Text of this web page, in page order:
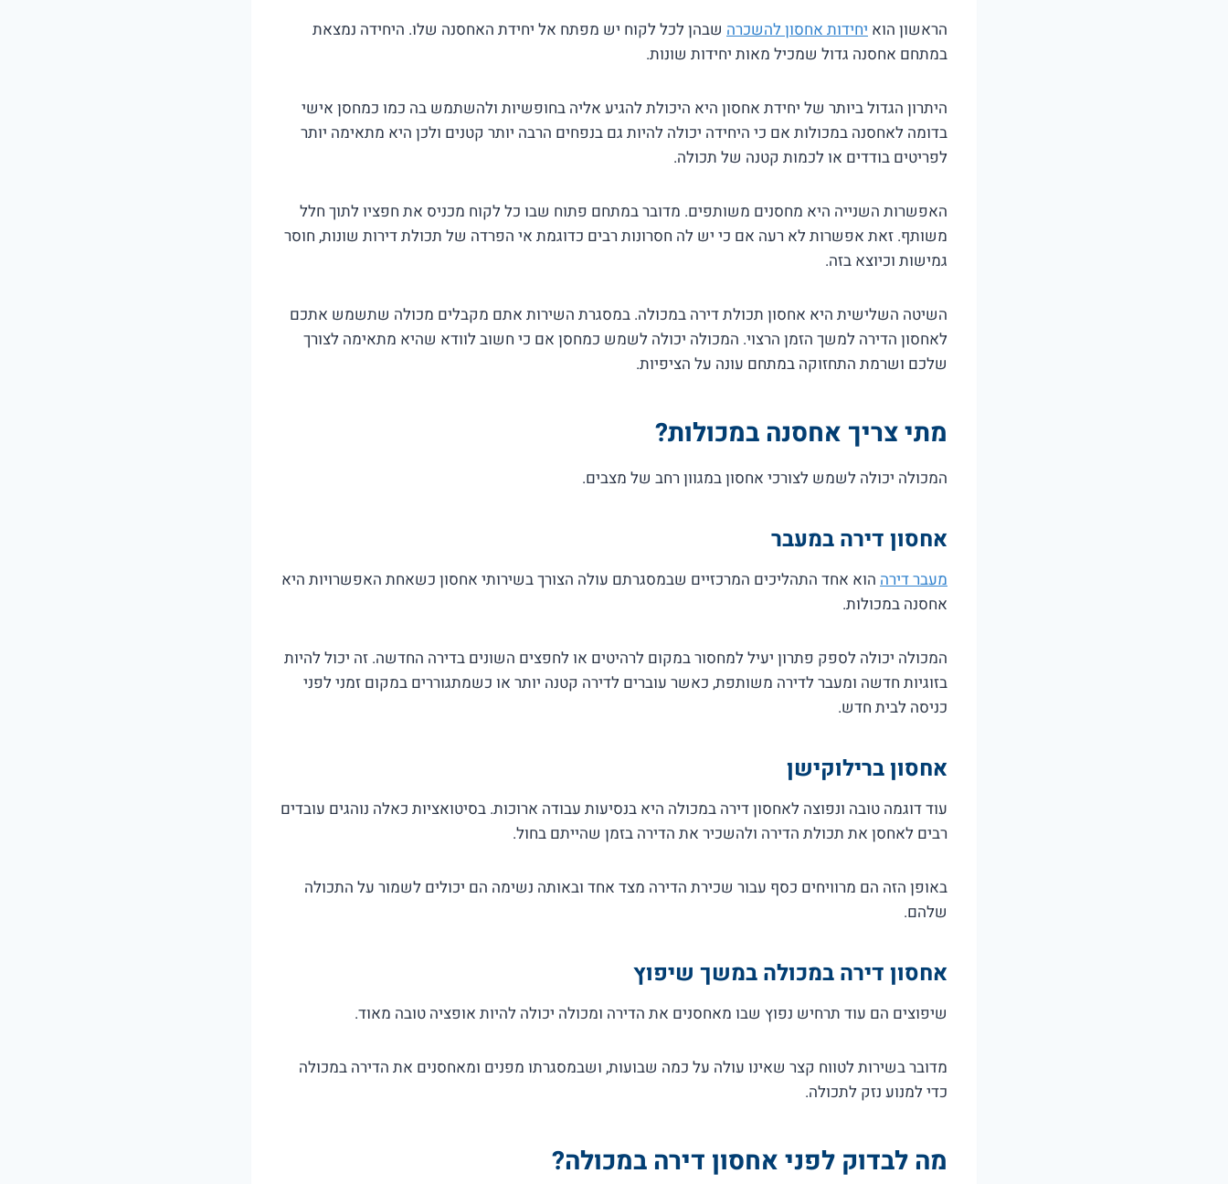
הראשון הוא יחידות אחסון להשכרה שבהן לכל לקוח יש מפתח אל יחידת האחסנה שלו. היחידה נמצאת
במתחם אחסנה גדול שמכיל מאות יחידות שונות.
היתרון הגדול ביותר של יחידת אחסון היא היכולת להגיע אליה בחופשיות ולהשתמש בה כמו כמחסן אישי
בדומה לאחסנה במכולות אם כי היחידה יכולה להיות גם בנפחים הרבה יותר קטנים ולכן היא מתאימה יותר
לפריטים בודדים או לכמות קטנה של תכולה.
האפשרות השנייה היא מחסנים משותפים. מדובר במתחם פתוח שבו כל לקוח מכניס את חפציו לתוך חלל
משותף. זאת אפשרות לא רעה אם כי יש לה חסרונות רבים כדוגמת אי הפרדה של תכולת דירות שונות, חוסר
גמישות וכיוצא בזה.
השיטה השלישית היא אחסון תכולת דירה במכולה. במסגרת השירות אתם מקבלים מכולה שתשמש אתכם
לאחסון הדירה למשך הזמן הרצוי. המכולה יכולה לשמש כמחסן אם כי חשוב לוודא שהיא מתאימה לצורך
שלכם ושרמת התחזוקה במתחם עונה על הציפיות.
מתי צריך אחסנה במכולות?
המכולה יכולה לשמש לצורכי אחסון במגוון רחב של מצבים.
אחסון דירה במעבר
מעבר דירה הוא אחד התהליכים המרכזיים שבמסגרתם עולה הצורך בשירותי אחסון כשאחת האפשרויות היא
אחסנה במכולות.
המכולה יכולה לספק פתרון יעיל למחסור במקום לרהיטים או לחפצים השונים בדירה החדשה. זה יכול להיות
בזוגיות חדשה ומעבר לדירה משותפת, כאשר עוברים לדירה קטנה יותר או כשמתגוררים במקום זמני לפני
כניסה לבית חדש.
אחסון ברילוקישן
עוד דוגמה טובה ונפוצה לאחסון דירה במכולה היא בנסיעות עבודה ארוכות. בסיטואציות כאלה נוהגים עובדים
רבים לאחסן את תכולת הדירה ולהשכיר את הדירה בזמן שהייתם בחול.
באופן הזה הם מרוויחים כסף עבור שכירת הדירה מצד אחד ובאותה נשימה הם יכולים לשמור על התכולה
שלהם.
אחסון דירה במכולה במשך שיפוץ
שיפוצים הם עוד תרחיש נפוץ שבו מאחסנים את הדירה ומכולה יכולה להיות אופציה טובה מאוד.
מדובר בשירות לטווח קצר שאינו עולה על כמה שבועות, ושבמסגרתו מפנים ומאחסנים את הדירה במכולה
כדי למנוע נזק לתכולה.
מה לבדוק לפני אחסון דירה במכולה?